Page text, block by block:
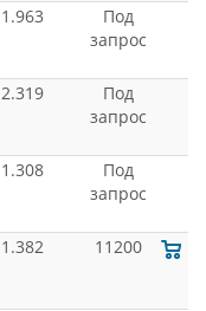
1.963
Под
запрос
2.319
Под
запрос
1.308
Под
запрос
1.382 11200